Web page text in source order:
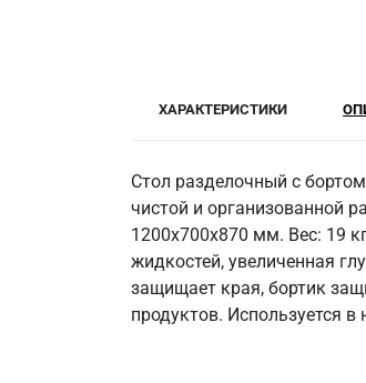
ХАРАКТЕРИСТИКИ
Стол разделочный с
чистой и организованной
1200x700x870 мм. Вес: 19
жидкостей, увеличенная
защищает края, бортик
продуктов. Используется